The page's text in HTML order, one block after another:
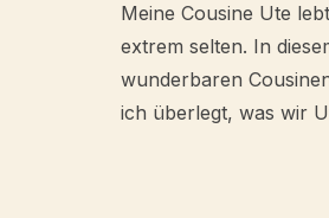
Meine Cousine Ute
extrem selten. In
wunderbaren
ich überlegt, was wir